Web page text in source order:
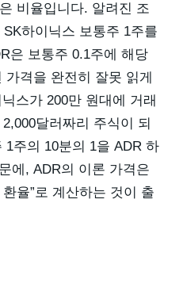
비율입니다. 알려진 조
하이닉스 보통주 1주를
은 보통주 0.1주에 해당
격을 완전히 잘못 읽게
스가 200만 원대에 거래
달러짜리 주식이 되
주의 10분의 1을 ADR 하
에, ADR의 이론 가격은
율”로 계산하는 것이 출